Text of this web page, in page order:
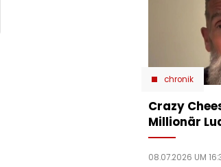
chronik
Crazy
Millionär
08.07.2026 UM